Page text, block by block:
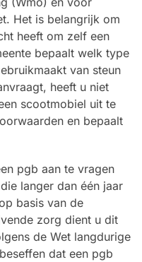
Het is belangrijk om
heeft om zelf een
bepaalt welk type
van steun
heeft u niet
scootmobiel uit te
en bepaalt
pgb aan te vragen
langer dan één jaar
basis van de
zorg dient u dit
de Wet langdurige
dat een pgb